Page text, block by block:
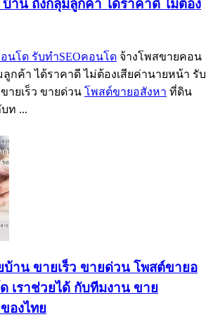
าน ถึงกลุ่มลูกค้า ได้ราคาดี ไม่ต้อง
นโด รับทำSEOคอนโด จ้างโพสขายคอน
กค้า ได้ราคาดี ไม่ต้องเสียค่านายหน้า รับ
ายเร็ว ขายด่วน โพสต์ขายอสังหา ที่ดิน
ท ...
บ้าน ขายเร็ว ขายด่วน โพสต์ขายอ
เราช่วยได้ กับทีมงาน ขาย
องไทย